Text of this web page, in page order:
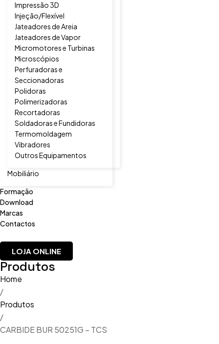
Impressão 3D
Injeção/Flexível
Jateadores de Areia
Jateadores de Vapor
Micromotores e Turbinas
Microscópios
Perfuradoras e
Seccionadoras
Polidoras
Polimerizadoras
Recortadoras
Soldadoras e Fundidoras
Termomoldagem
Vibradores
Outros Equipamentos
Mobiliário
Formação
Download
Marcas
Contactos
LOJA ONLINE
Produtos
Home
/
Produtos
/
CARBIDE BUR 50251G – TCS